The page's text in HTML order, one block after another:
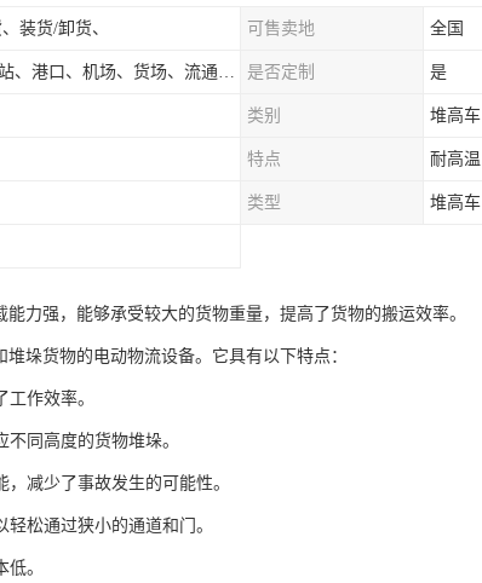
装货/卸货、 可售卖地 全国
厂矿、仓库、车站、港口、机场、货场、流通中心和配送中心等场所 是否定制 是
类别 堆高车
特点 耐高温
类型 堆高车
力强，能够承受较大的货物重量，提高了货物的搬运效率。
垛货物的电动物流设备。它具有以下特点：
作效率。
同高度的货物堆垛。
减少了事故发生的可能性。
松通过狭小的通道和门。
。